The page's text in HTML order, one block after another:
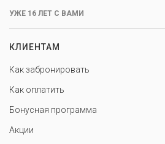
УЖЕ 16 ЛЕТ С ВАМИ
КЛИЕНТАМ
Как забронировать
Как оплатить
Бонусная программа
Акции